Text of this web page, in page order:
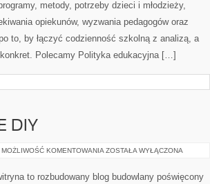
metody, potrzeby dzieci i młodzieży,
opiekunów, wyzwania pedagogów oraz
to, by łączyć codzienność szkolną z analizą, a
Polecamy Polityka edukacyjna […]
DIY
MOŻLIWOŚĆ KOMENTOWANIA PORADY
DIY
ZOSTAŁA WYŁĄCZONA
to rozbudowany blog budowlany poświęcony